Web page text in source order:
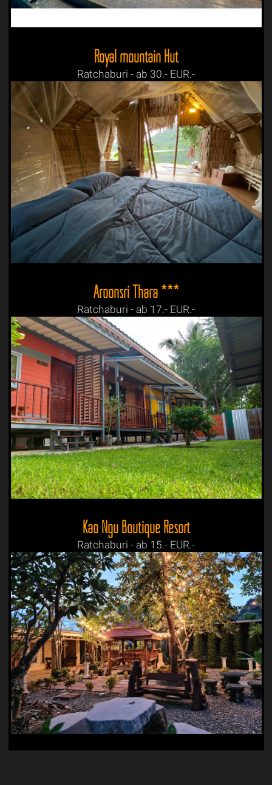
Royal mountain Hut
Ratchaburi - ab 30.- EUR.-
Aroonsri Thara ***
Ratchaburi - ab 17.- EUR.-
Kao Ngu Boutique Resort
Ratchaburi - ab 15.- EUR.-